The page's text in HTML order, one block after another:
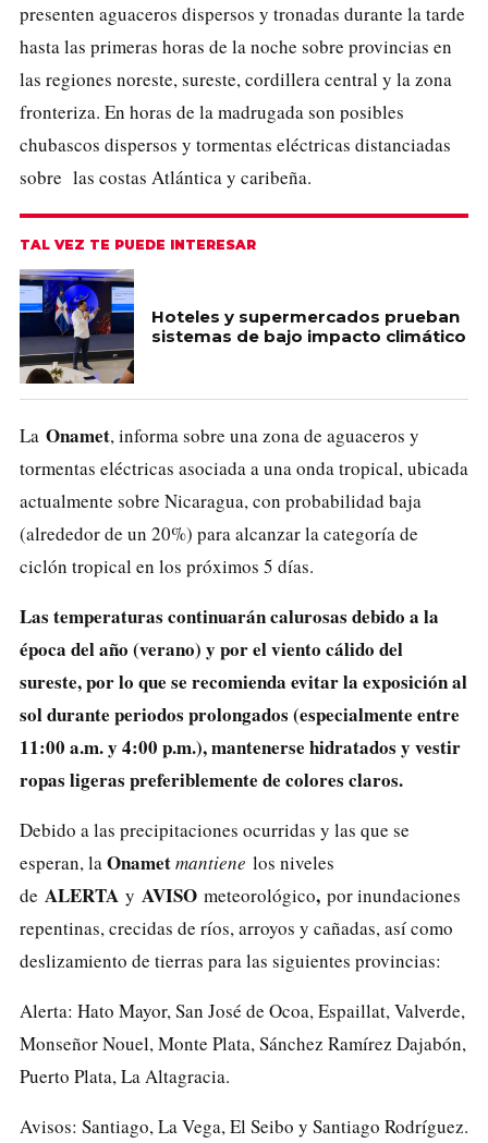
presenten aguaceros dispersos y tronadas durante la tarde
hasta las primeras horas de la noche sobre provincias en
las regiones noreste, sureste, cordillera central y la zona
fronteriza. En horas de la madrugada son posibles
chubascos dispersos y tormentas eléctricas distanciadas
sobre las costas Atlántica y caribeña.
TAL VEZ TE PUEDE INTERESAR
Hoteles y supermercados prueban
sistemas de bajo impacto climático
La Onamet, informa sobre una zona de aguaceros y
tormentas eléctricas asociada a una onda tropical, ubicada
actualmente sobre Nicaragua, con probabilidad baja
(alrededor de un 20%) para alcanzar la categoría de
ciclón tropical en los próximos 5 días.
Las temperaturas continuarán calurosas debido a la
época del año (verano) y por el viento cálido del
sureste, por lo que se recomienda evitar la exposición al
sol durante periodos prolongados (especialmente entre
11:00 a.m. y 4:00 p.m.), mantenerse hidratados y vestir
ropas ligeras preferiblemente de colores claros.
Debido a las precipitaciones ocurridas y las que se
esperan, laOnametmantiene los niveles
de ALERTA y AVISO meteorológico, por inundaciones
repentinas, crecidas de ríos, arroyos y cañadas, así como
deslizamiento de tierras para las siguientes provincias:
Alerta: Hato Mayor, San José de Ocoa, Espaillat, Valverde,
Monseñor Nouel, Monte Plata, Sánchez Ramírez Dajabón,
Puerto Plata, La Altagracia.
Avisos: Santiago, La Vega, El Seibo y Santiago Rodríguez.